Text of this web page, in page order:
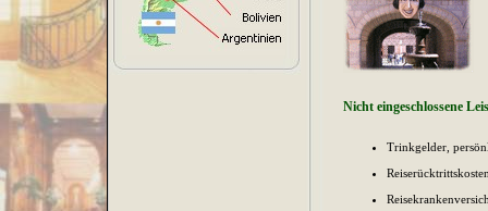
Nicht eingeschlossene
Trinkgelder,